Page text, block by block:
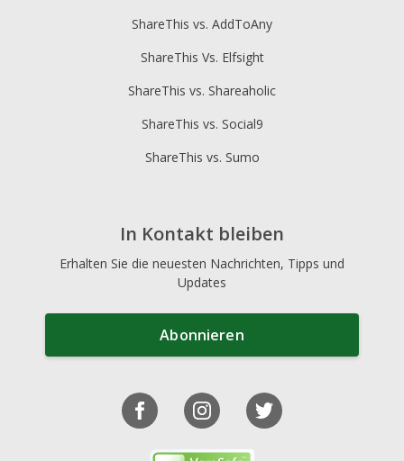
ShareThis vs. AddToAny
ShareThis Vs. Elfsight
ShareThis vs. Shareaholic
ShareThis vs. Social9
ShareThis vs. Sumo
In Kontakt bleiben
Erhalten Sie die neuesten Nachrichten, Tipps und
Updates
Abonnieren